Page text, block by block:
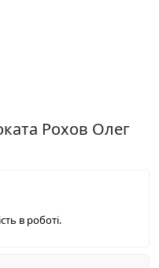
Рохов Олег
в роботі.